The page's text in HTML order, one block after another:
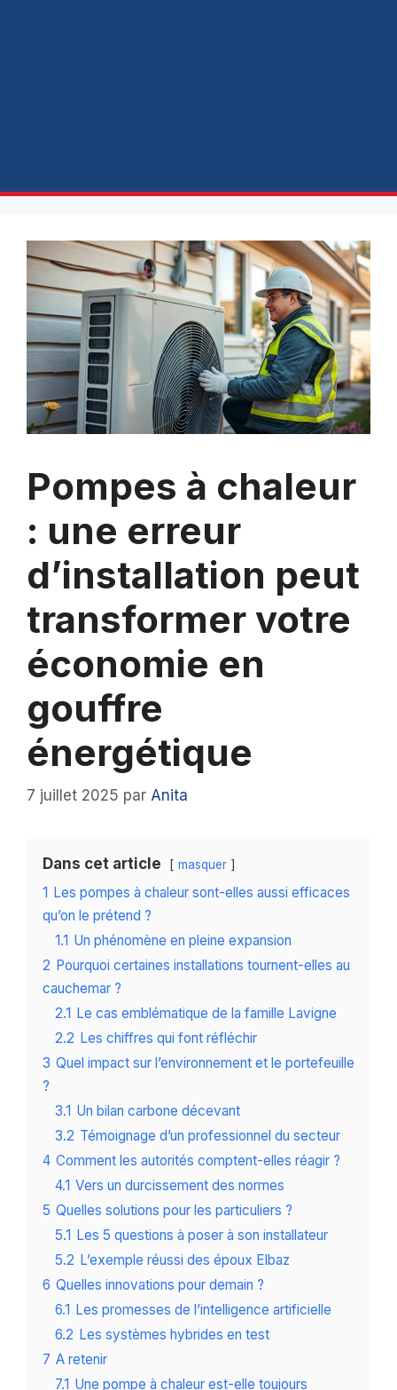
Pompes à chaleur
: une erreur
d’installation peut
transformer votre
économie en
gouffre
énergétique
7 juillet 2025 par Anita
Dans cet article masquer
1 Les pompes à chaleur sont-elles aussi efficaces
qu’on le prétend ?
1.1 Un phénomène en pleine expansion
2 Pourquoi certaines installations tournent-elles au
cauchemar ?
2.1 Le cas emblématique de la famille Lavigne
2.2 Les chiffres qui font réfléchir
3 Quel impact sur l’environnement et le portefeuille
?
3.1 Un bilan carbone décevant
3.2 Témoignage d’un professionnel du secteur
4 Comment les autorités comptent-elles réagir ?
4.1 Vers un durcissement des normes
5 Quelles solutions pour les particuliers ?
5.1 Les 5 questions à poser à son installateur
5.2 L’exemple réussi des époux Elbaz
6 Quelles innovations pour demain ?
6.1 Les promesses de l’intelligence artificielle
6.2 Les systèmes hybrides en test
7 A retenir
7.1 Une pompe à chaleur est-elle toujours